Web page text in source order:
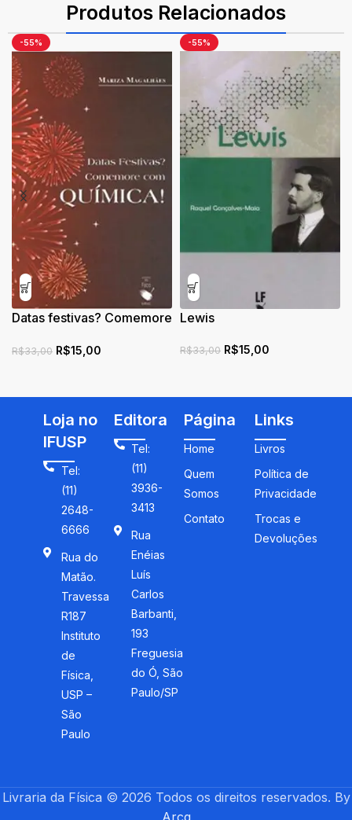
Produtos Relacionados
-55%
Datas festivas? Comemore
R$33,00 R$15,00
-55%
Lewis
R$33,00 R$15,00
Loja no
IFUSP
Tel:
(11)
2648-
6666
Rua do
Matão.
Travessa
R187
Instituto
de
Física,
USP –
São
Paulo
Editora
Tel:
(11)
3936-
3413
Rua
Enéias
Luís
Carlos
Barbanti,
193
Freguesia
do Ó, São
Paulo/SP
Página
Home
Quem
Somos
Contato
Links
Livros
Política de
Privacidade
Trocas e
Devoluções
Livraria da Física © 2026 Todos os direitos reservados. By
Arcq